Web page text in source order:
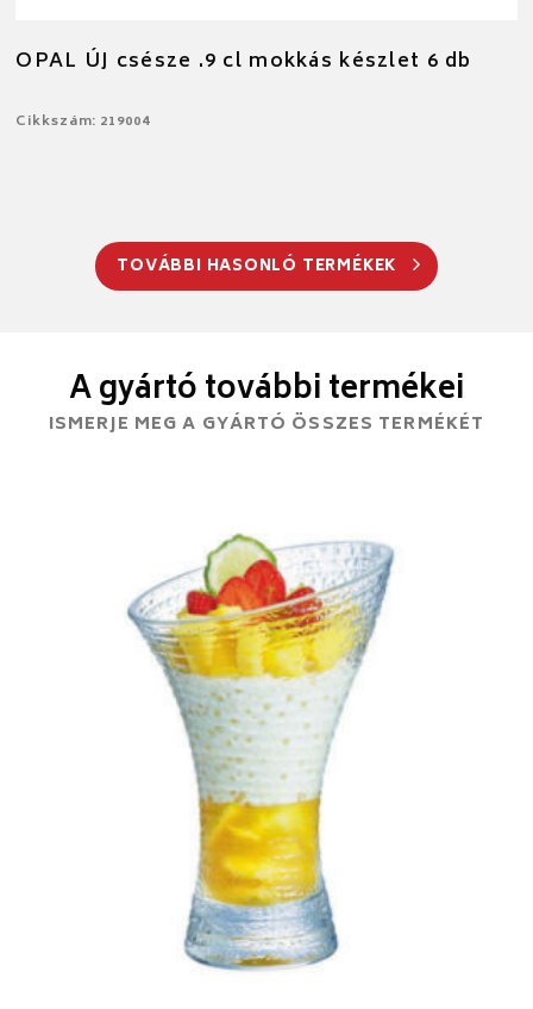
OPAL ÚJ csésze .9 cl mokkás készlet 6 db
Cikkszám: 219004
TOVÁBBI HASONLÓ TERMÉKEK
A gyártó további termékei
ISMERJE MEG A GYÁRTÓ ÖSSZES TERMÉKÉT